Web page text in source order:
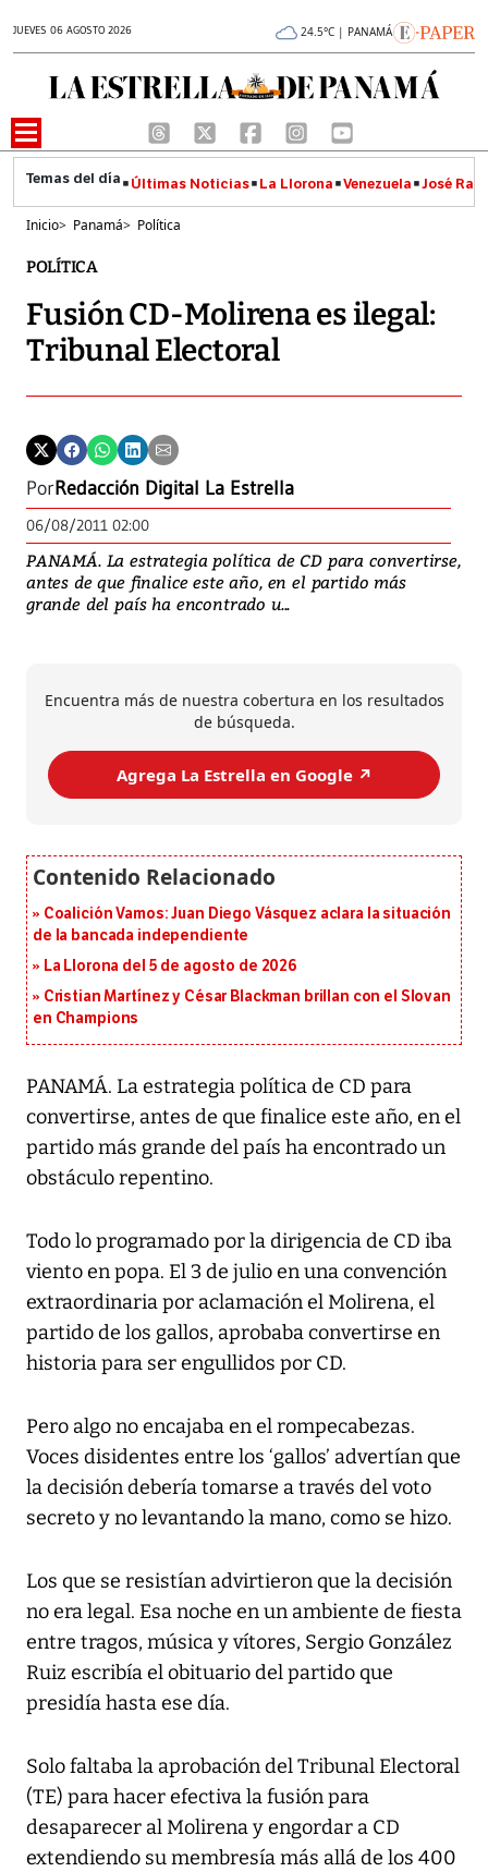
JUEVES 06 AGOSTO 2026 24.5°C | PANAMÁ
Últimas Noticias La Llorona Venezuela José
Inicio> Panamá> Política
POLÍTICA
Fusión CD-Molirena es ilegal:
Tribunal Electoral
PorRedacción Digital La Estrella
06/08/2011 02:00
PANAMÁ. La estrategia política de CD para convertirse,
antes de que finalice este año, en el partido más
grande del país ha encontrado u...
Encuentra más de nuestra cobertura en los resultados
de búsqueda.
Agrega La Estrella en Google ↗️
Coalición Vamos: Juan Diego Vásquez aclara la situación
de la bancada independiente
La Llorona del 5 de agosto de 2026
Cristian Martínez y César Blackman brillan con el Slovan
en Champions
PANAMÁ. La estrategia política de CD para
convertirse, antes de que finalice este año, en el
partido más grande del país ha encontrado un
obstáculo repentino.
Todo lo programado por la dirigencia de CD iba
viento en popa. El 3 de julio en una convención
extraordinaria por aclamación el Molirena, el
partido de los gallos, aprobaba convertirse en
historia para ser engullidos por CD.
Pero algo no encajaba en el rompecabezas.
Voces disidentes entre los ‘gallos’ advertían que
la decisión debería tomarse a través del voto
secreto y no levantando la mano, como se hizo.
Los que se resistían advirtieron que la decisión
no era legal. Esa noche en un ambiente de fiesta
entre tragos, música y vítores, Sergio González
Ruiz escribía el obituario del partido que
presidía hasta ese día.
Solo faltaba la aprobación del Tribunal Electoral
(TE) para hacer efectiva la fusión para
desaparecer al Molirena y engordar a CD
extendiendo su membresía más allá de los 400